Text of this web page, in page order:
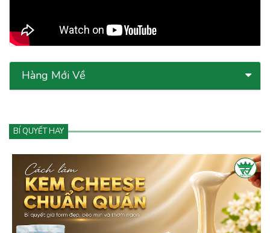
Hàng Mới Về
BÍ QUYẾT HAY